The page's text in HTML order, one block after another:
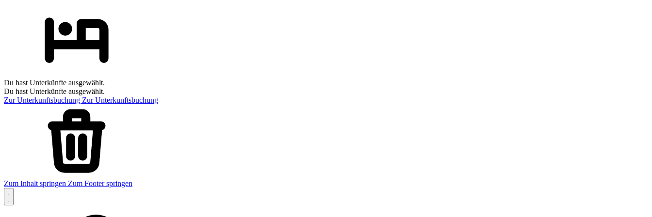
Du hast Unterkünfte ausgewählt.
Du hast Unterkünfte ausgewählt.
Zur Unterkunftsbuchung Zur Unterkunftsbuchung
Zum Inhalt springen Zum Footer springen